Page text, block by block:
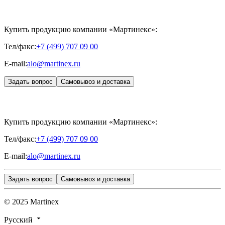
Купить продукцию компании «Мартинекс»:
Тел/факс:+7 (499) 707 09 00
E-mail:alo@martinex.ru
Задать вопрос Самовывоз и доставка
Купить продукцию компании «Мартинекс»:
Тел/факс:+7 (499) 707 09 00
E-mail:alo@martinex.ru
Задать вопрос Самовывоз и доставка
© 2025 Martinex
Русский